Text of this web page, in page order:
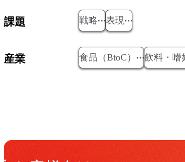
課題 戦略 表現
産業 食品（BtoC） 飲料・嗜
Get in Touch お問い合わせ